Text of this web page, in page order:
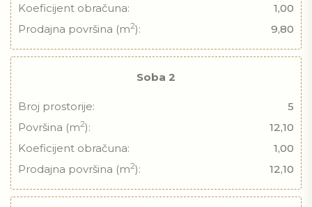
Koeficijent obračuna:
1,00
Prodajna površina (m2): 9,80
Soba 2
Broj prostorije:
5
Površina (m2):
12,10
Koeficijent obračuna:
1,00
Prodajna površina (m2): 12,10